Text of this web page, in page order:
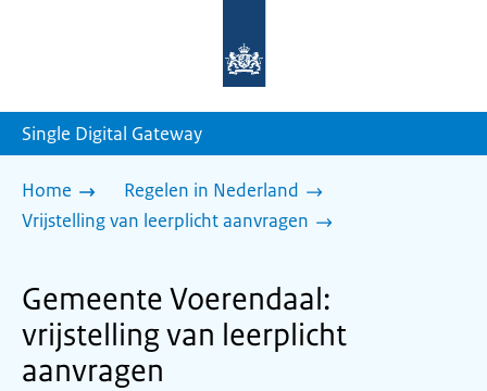
homepage
Single Digital Gateway
Home
Regelen in Nederland
Vrijstelling van leerplicht aanvragen
Gemeente Voerendaal:
vrijstelling van leerplicht
aanvragen